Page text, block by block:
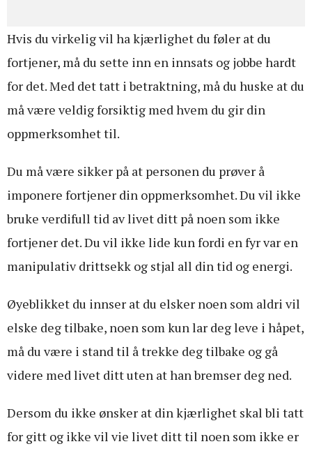
Hvis du virkelig vil ha kjærlighet du føler at du
fortjener, må du sette inn en innsats og jobbe hardt
for det. Med det tatt i betraktning, må du huske at du
må være veldig forsiktig med hvem du gir din
oppmerksomhet til.
Du må være sikker på at personen du prøver å
imponere fortjener din oppmerksomhet. Du vil ikke
bruke verdifull tid av livet ditt på noen som ikke
fortjener det. Du vil ikke lide kun fordi en fyr var en
manipulativ drittsekk og stjal all din tid og energi.
Øyeblikket du innser at du elsker noen som aldri vil
elske deg tilbake, noen som kun lar deg leve i håpet,
må du være i stand til å trekke deg tilbake og gå
videre med livet ditt uten at han bremser deg ned.
Dersom du ikke ønsker at din kjærlighet skal bli tatt
for gitt og ikke vil vie livet ditt til noen som ikke er